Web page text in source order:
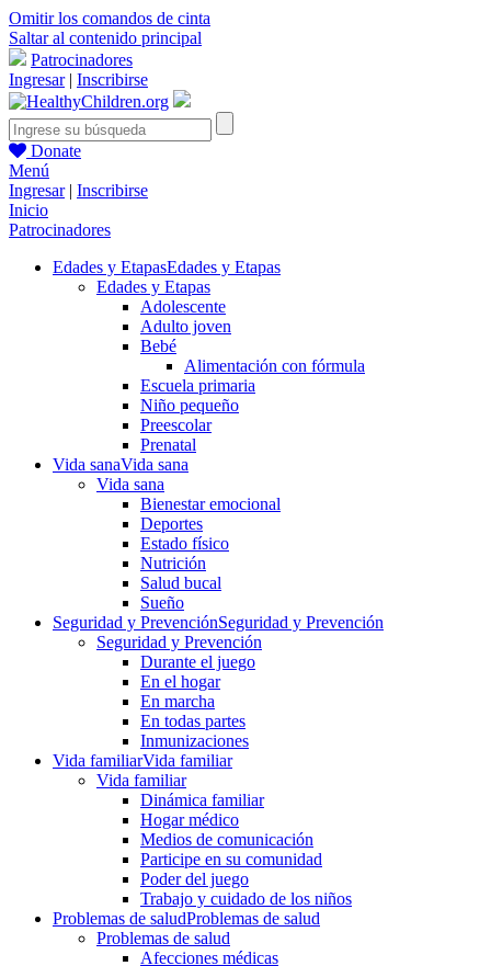
Omitir los comandos de cinta
Saltar al contenido principal
Patrocinadores
Ingresar| Inscribirse
Donate
Menú
Ingresar| Inscribirse
Inicio
Patrocinadores
Edades y EtapasEdades y Etapas
Edades y Etapas
Adolescente
Adulto joven
Bebé
Alimentación con fórmula
Escuela primaria
Niño pequeño
Preescolar
Prenatal
Vida sanaVida sana
Vida sana
Bienestar emocional
Deportes
Estado físico
Nutrición
Salud bucal
Sueño
Seguridad y PrevenciónSeguridad y Prevención
Seguridad y Prevención
Durante el juego
En el hogar
En marcha
En todas partes
Inmunizaciones
Vida familiarVida familiar
Vida familiar
Dinámica familiar
Hogar médico
Medios de comunicación
Participe en su comunidad
Poder del juego
Trabajo y cuidado de los niños
Problemas de saludProblemas de salud
Problemas de salud
Afecciones médicas